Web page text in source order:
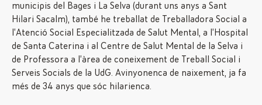
municipis del Bages i La Selva (durant uns anys a Sant
Hilari Sacalm), també he treballat de Treballadora Social a
l’Atenció Social Especialitzada de Salut Mental, a l’Hospital
de Santa Caterina i al Centre de Salut Mental de la Selva i
de Professora a l’àrea de coneixement de Treball Social i
Serveis Socials de la UdG. Avinyonenca de naixement, ja fa
més de 34 anys que sóc hilarienca.